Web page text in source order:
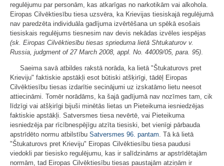
regulējumu par personām, kas atkarīgas no narkotikām vai alkohola.
Eiropas Cilvēktiesību tiesa uzsvēra, ka Krievijas tiesiskajā regulējumā
nav paredzēta individuāla gadījuma izvērtēšana un spēkā esošais
tiesiskais regulējums tiesnesim nav devis nekādas izvēles iespējas
(sk. Eiropas Cilvēktiesību tiesas sprieduma lietā Shtukaturov v.
Russia, judgment of 27 March 2008, appl. No. 44009/05, para. 95)
Saeima savā atbildes rakstā norāda, ka lietā "Štukaturovs pret
Krieviju" faktiskie apstākļi esot būtiski atšķirīgi, tādēļ Eiropas
Cilvēktiesību tiesas izdarītie secinājumi uz izskatāmo lietu neesot
attiecināmi. Tomēr norādāms, ka šajā gadījumā nav nozīmes tam, cik
līdzīgi vai atšķirīgi bijuši minētās lietas un Pieteikuma iesniedzējas
faktiskie apstākļi. Satversmes tiesa nevērtē, vai Pieteikuma
iesniedzēja par rīcībnespējīgu atzīta tiesiski, bet vienīgi pārbauda
apstrīdēto normu atbilstību Satversmes 96. pantam . Tā kā lietā
"Štukaturovs pret Krieviju" Eiropas Cilvēktiesību tiesa paudusi
viedokli par tiesisko regulējumu, kas ir salīdzināms ar apstrīdētajām
normām, tad Eiropas Cilvēktiesību tiesas paustajām atziņām ir